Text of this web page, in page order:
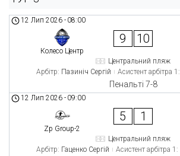
12 Лип 2026 - 08:00
Колесо Центр
9 10
Центральний пляж
Арбітр: Пазиніч Сергій Асистент арбітра 1:
Пенальті 7-8
12 Лип 2026 - 09:00
Zp Group-2
5 1
Центральний пляж
Арбітр: Гаценко Сергій Асистент арбітра 1: